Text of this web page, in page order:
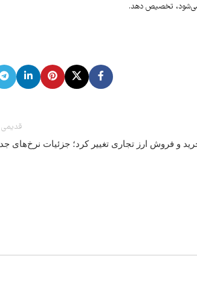
می‌شود، تخصیص دهد.
و فروش ارز تجاری تغییر کرد؛ جزئیات نرخ‌های